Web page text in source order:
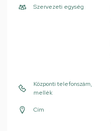
Szervezeti egység
Központi telefonszám,
mellék
Cím